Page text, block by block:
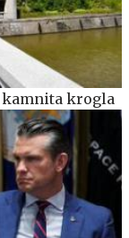
kamnita krogla